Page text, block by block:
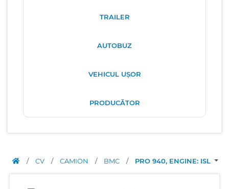
TRAILER
AUTOBUZ
VEHICUL UȘOR
PRODUCĂTOR
/ CV / CAMION / BMC / PRO 940, ENGINE: ISL